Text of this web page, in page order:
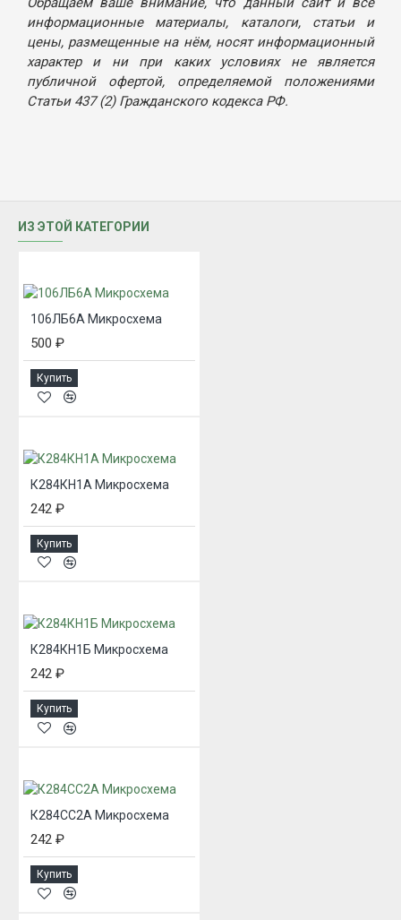
информационные материалы, каталоги, статьи и
цены, размещенные на нём, носят информационный
характер и ни при каких условиях не является
публичной офертой, определяемой положениями
Статьи 437 (2) Гражданского кодекса РФ.
ИЗ ЭТОЙ КАТЕГОРИИ
106ЛБ6А Микросхема
500 ₽
Купить
К284КН1А Микросхема
242 ₽
Купить
К284КН1Б Микросхема
242 ₽
Купить
К284СС2А Микросхема
242 ₽
Купить